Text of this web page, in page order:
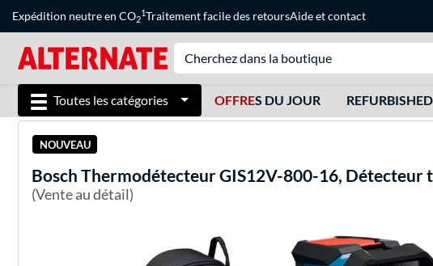
Expédition neutre en CO2
1Traitement facile des retoursAideetcontact
Toutes les catégories OFFRES DU JOUR REFURBISHED
NOUVEAU
Bosch Thermodétecteur GIS12V-800-16, Détecteur
(Vente au détail)